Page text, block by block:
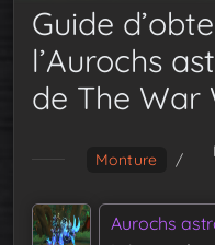
Guide
l’Aurochs
de The War
Monture /
Aurochs